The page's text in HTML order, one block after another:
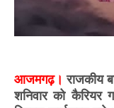
आजमगढ़।राजकीय
शनिवार को कैरियर